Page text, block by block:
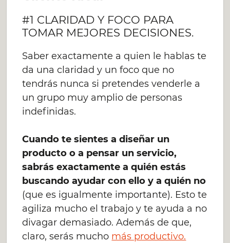
#1 CLARIDAD Y FOCO PARA
TOMAR MEJORES DECISIONES.
Saber exactamente a quien le hablas te
da una claridad y un foco que no
tendrás nunca si pretendes venderle a
un grupo muy amplio de personas
indefinidas.
Cuando te sientes a diseñar un
producto o a pensar un servicio,
sabrás exactamente a quién estás
buscando ayudar con ello y a quién no
(que es igualmente importante). Esto te
agiliza mucho el trabajo y te ayuda a no
divagar demasiado. Además de que,
claro, serás mucho más productivo.